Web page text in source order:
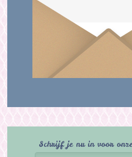
Schrijf je nu in voor